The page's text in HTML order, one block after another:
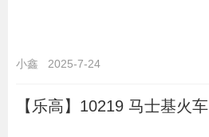
小鑫 2025-7-24
【乐高】10219 马士基火车